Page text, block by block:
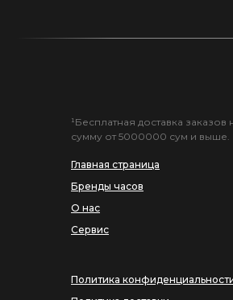
Главная страница
Бренды часов
О нас
Сервис
¹Бесплатная доставка заказов
сумму от 5000000 сум и выше.
Политика